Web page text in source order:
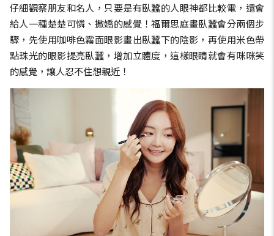
仔細觀察朋友和名人，只要是有臥蠶的人眼神都比較電，還會
給人一種楚楚可憐、撒嬌的感覺！福爾思庭畫臥蠶會分兩個步
驟，先使用咖啡色霧面眼影畫出臥蠶下的陰影，再使用米色帶
點珠光的眼影提亮臥蠶，增加立體度，這樣眼睛就會有咪咪笑
的感覺，讓人忍不住想親近！